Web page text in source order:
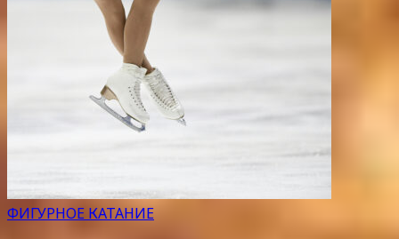
ФИГУРНОЕ КАТАНИЕ